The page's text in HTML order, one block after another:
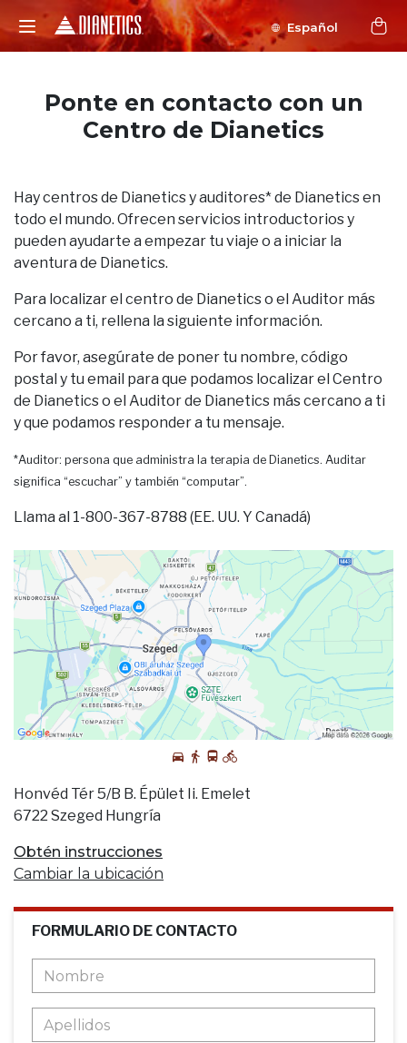
Español
Ponte en contacto con un
Centro de Dianetics
Hay centros de Dianetics y auditores* de Dianetics en
todo el mundo. Ofrecen servicios introductorios y
pueden ayudarte a empezar tu viaje o a iniciar la
aventura de Dianetics.
Para localizar el centro de Dianetics o el Auditor más
cercano a ti, rellena la siguiente información.
Por favor, asegúrate de poner tu nombre, código
postal y tu email para que podamos localizar el Centro
de Dianetics o el Auditor de Dianetics más cercano a ti
y que podamos responder a tu mensaje.
*Auditor: persona que administra la terapia de Dianetics. Auditar
significa “escuchar” y también “computar”.
Llama al 1-800-367-8788 (EE. UU. Y Canadá)
Honvéd Tér 5/B B. Épület Ii. Emelet
6722 Szeged Hungría
Obtén instrucciones
Cambiar la ubicación
FORMULARIO DE CONTACTO